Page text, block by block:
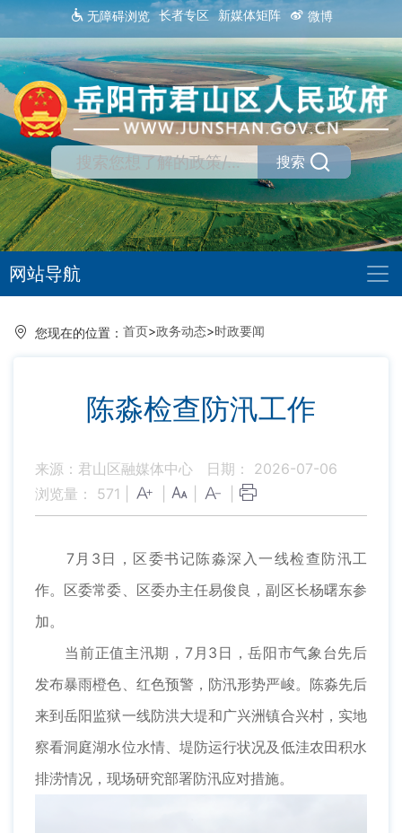
无障碍浏览 长者专区 新媒体矩阵 微博
搜索
网站导航
您现在的位置： 首页>政务动态>时政要闻
陈淼检查防汛工作
来源：君山区融媒体中心
日期： 2026-07-06
浏览量： 571
7月3日，区委书记陈淼深入一线检查防汛工
作。区委常委、区委办主任易俊良，副区长杨曙东参
加。
当前正值主汛期，7月3日，岳阳市气象台先后
发布暴雨橙色、红色预警，防汛形势严峻。陈淼先后
来到岳阳监狱一线防洪大堤和广兴洲镇合兴村，实地
察看洞庭湖水位水情、堤防运行状况及低洼农田积水
排涝情况，现场研究部署防汛应对措施。